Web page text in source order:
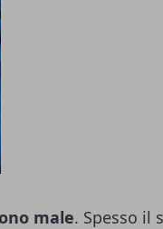
male. Spesso il